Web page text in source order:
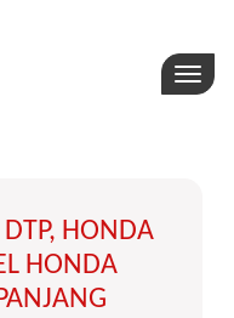
Toggle
HONDA
HONDA